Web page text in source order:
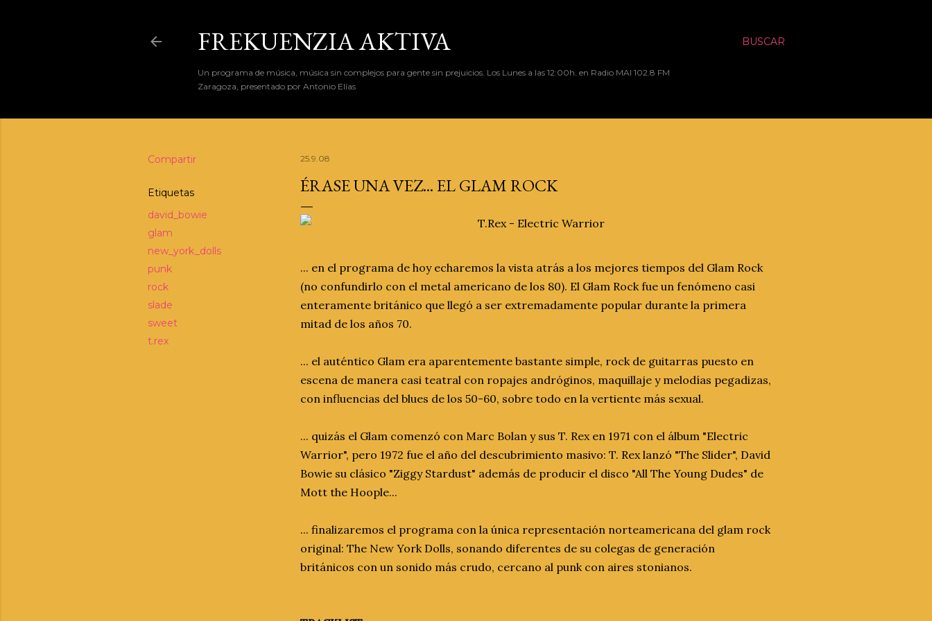
BUSCAR
FREKUENZIA AKTIVA
Un programa de música, música sin complejos para gente sin prejuicios. Los Lunes a las 12:00h. en Radio MAI 102.8 FM
Zaragoza, presentado por Antonio Elías
Compartir
Etiquetas
david_bowie
glam
new_york_dolls
punk
rock
slade
sweet
t.rex
25.9.08
ÉRASE UNA VEZ... EL GLAM ROCK
... en el programa de hoy echaremos la vista atrás a los mejores tiempos del Glam Rock
(no confundirlo con el metal americano de los 80). El Glam Rock fue un fenómeno casi
enteramente británico que llegó a ser extremadamente popular durante la primera
mitad de los años 70.
... el auténtico Glam era aparentemente bastante simple, rock de guitarras puesto en
escena de manera casi teatral con ropajes andróginos, maquillaje y melodías pegadizas,
con influencias del blues de los 50-60, sobre todo en la vertiente más sexual.
... quizás el Glam comenzó con Marc Bolan y sus T. Rex en 1971 con el álbum "Electric
Warrior", pero 1972 fue el año del descubrimiento masivo: T. Rex lanzó "The Slider", David
Bowie su clásico "Ziggy Stardust" además de producir el disco "All The Young Dudes" de
Mott the Hoople...
... finalizaremos el programa con la única representación norteamericana del glam rock
original: The New York Dolls, sonando diferentes de su colegas de generación
británicos con un sonido más crudo, cercano al punk con aires stonianos.